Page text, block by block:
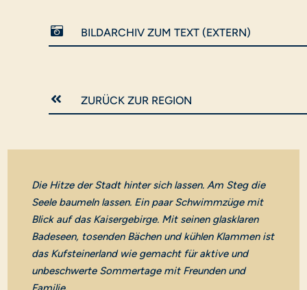
 BILDARCHIV ZUM TEXT (EXTERN)
 ZURÜCK ZUR REGION
Die Hitze der Stadt hinter sich lassen. Am Steg die
Seele baumeln lassen. Ein paar Schwimmzüge mit
Blick auf das Kaisergebirge. Mit seinen glasklaren
Badeseen, tosenden Bächen und kühlen Klammen ist
das Kufsteinerland wie gemacht für aktive und
unbeschwerte Sommertage mit Freunden und